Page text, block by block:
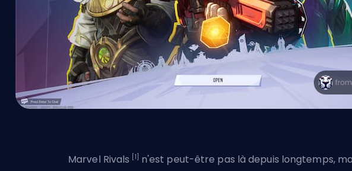
Marvel Rivals [1]
n'est peut-être pas là depuis longtemps,